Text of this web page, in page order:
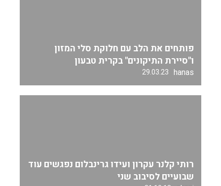
פותחים את הלב עם חלוקת סלי המזון
ו"סיירת התיקונים" בקרית טבעון
hanas
29.03.23
רותי קלנר עקרון ועידו גרינבלום נפגשים עוד
שבועיים לסיבוב שני